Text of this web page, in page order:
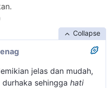
Collapse
jelas dan mudah,
sehingga hati